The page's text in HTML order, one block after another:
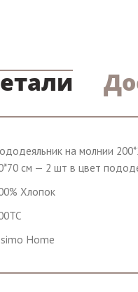
на молнии
см — 2 шт в цвет
Хлопок
Home